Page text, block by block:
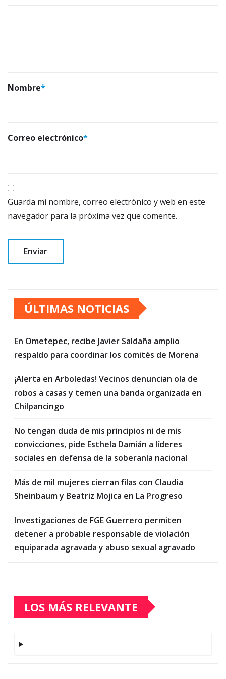
Nombre*
Correo electrónico*
Guarda mi nombre, correo electrónico y web en este
navegador para la próxima vez que comente.
ÚLTIMAS NOTICIAS
En Ometepec, recibe Javier Saldaña amplio
respaldo para coordinar los comités de Morena
¡Alerta en Arboledas! Vecinos denuncian ola de
robos a casas y temen una banda organizada en
Chilpancingo
No tengan duda de mis principios ni de mis
convicciones, pide Esthela Damián a líderes
sociales en defensa de la soberanía nacional
Más de mil mujeres cierran filas con Claudia
Sheinbaum y Beatriz Mojica en La Progreso
Investigaciones de FGE Guerrero permiten
detener a probable responsable de violación
equiparada agravada y abuso sexual agravado
LOS MÁS RELEVANTE